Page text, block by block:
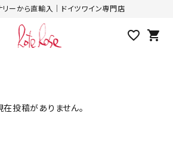
リーから直輸入｜ドイツワイン専門店
favorite_outline shopping_cart
在投稿がありません。